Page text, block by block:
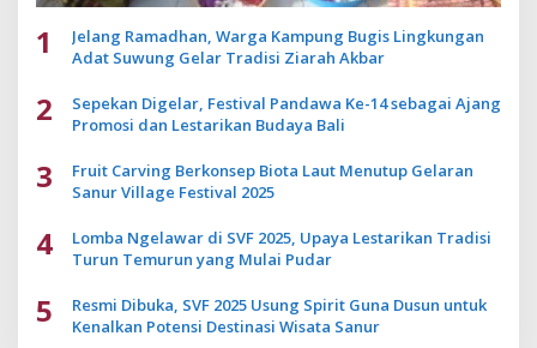
1
Jelang Ramadhan, Warga Kampung Bugis Lingkungan
Adat Suwung Gelar Tradisi Ziarah Akbar
2
Sepekan Digelar, Festival Pandawa Ke-14 sebagai Ajang
Promosi dan Lestarikan Budaya Bali
3
Fruit Carving Berkonsep Biota Laut Menutup Gelaran
Sanur Village Festival 2025
4
Lomba Ngelawar di SVF 2025, Upaya Lestarikan Tradisi
Turun Temurun yang Mulai Pudar
5
Resmi Dibuka, SVF 2025 Usung Spirit Guna Dusun untuk
Kenalkan Potensi Destinasi Wisata Sanur